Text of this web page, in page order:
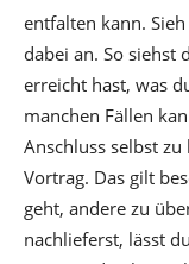
entfalten kann.
dabei an. So siehst
erreicht hast, was
manchen Fällen
Anschluss selbst
Vortrag. Das gilt
geht, andere zu
nachlieferst, lässt